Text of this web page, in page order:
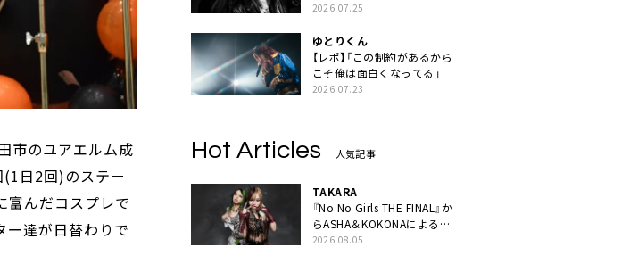
市のユアエルム成
日2回)のステー
富んだコスプレで
ー達が日替わりで
2026.07.25
ゆとりくん
【レポ】「この制約があるから
こそ俺は面白くなってる」
2026.07.23
Hot Articles 人気記事
TAKARA
『No No Girls THE FINAL』か
らASHA＆KOKONAによるユ
ニット・TAKARAがデビュー
2026.08.05